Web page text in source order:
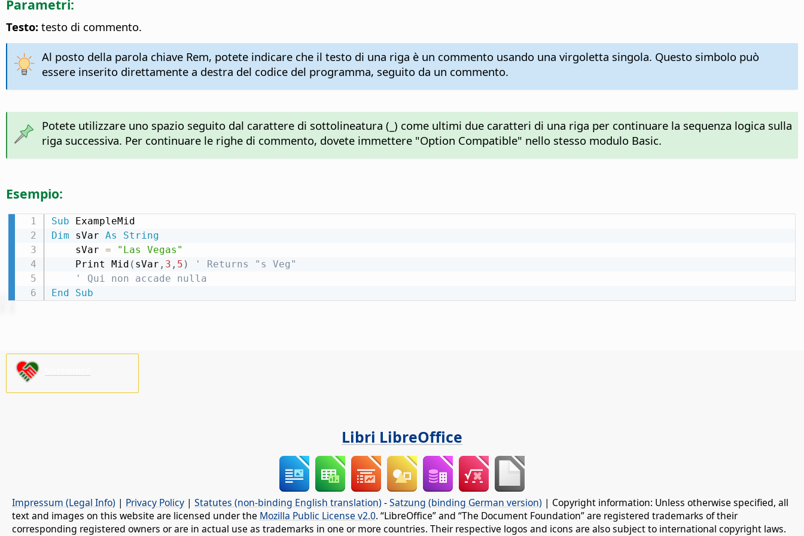
Parametri:
Testo: testo di commento.
Al posto della parola chiave Rem, potete indicare che il testo di una riga è un commento usando una virgoletta singola. Questo simbolo può
essere inserito direttamente a destra del codice del programma, seguito da un commento.
Potete utilizzare uno spazio seguito dal carattere di sottolineatura (_) come ultimi due caratteri di una riga per continuare la sequenza logica sulla
riga successiva. Per continuare le righe di commento, dovete immettere "Option Compatible" nello stesso modulo Basic.
Esempio:
Sub
Dim sVar As
String
    sVar
=
"Las Vegas"
    Print Mid
( sVar , 3 , 5 )
' Returns "s Veg"
' Qui non accade nulla
End
Sub
Libri LibreOffice
Impressum (Legal Info) | Privacy Policy | Statutes (non-binding English translation) -Satzung (binding German version) | Copyright information: Unless otherwise specified, all
text and images on this website are licensed under the Mozilla Public License v2.0. “LibreOffice” and “The Document Foundation” are registered trademarks of their
corresponding registered owners or are in actual use as trademarks in one or more countries. Their respective logos and icons are also subject to international copyright laws.